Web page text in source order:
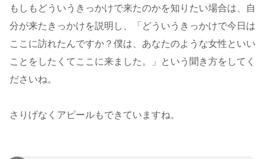
もしもどういうきっかけで来たのかを知りたい場合は、自
分が来たきっかけを説明し、「どういうきっかけで今日は
ここに訪れたんですか？僕は、あなたのような女性といい
ことをしたくてここに来ました。」という聞き方をしてく
ださいね。
さりげなくアピールもできていますね。